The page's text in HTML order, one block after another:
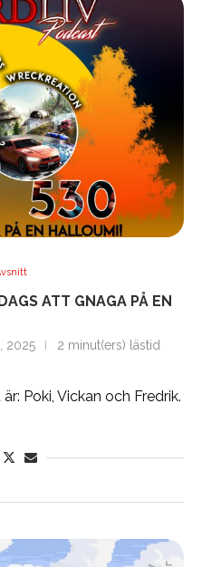
ATT GNAGA PÅ EN
2025 2 minut(ers) lästid
Poki, Vickan och Fredrik.